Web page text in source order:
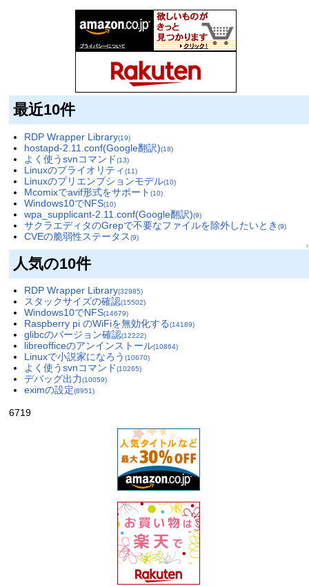
最近10件
RDP Wrapper Library(19)
hostapd-2.11.conf(Google翻訳)(18)
よく使うsvnコマンド(13)
Linuxのプライオリティ (11)
Linuxのプリエンプションモデル(10)
Mcomixでavif形式をサポート (10)
Windows10でNFS(10)
wpa_supplicant-2.11.conf(Google翻訳)(9)
サクラエディタのGrepで不要なファイルを除外したいとき (9)
CVEの脆弱性ステータス(9)
↑
人気の10件
RDP Wrapper Library(32985)
スタックサイズの確認(15502)
Windows10でNFS(14679)
Raspberry pi のWiFiを無効化する(14189)
glibcのバージョン確認(12222)
libreofficeのアンインストール(10864)
Linuxで小説家になろう (10670)
よく使うsvnコマンド(10265)
デバッグ出力(10059)
eximの設定(8951)
6719